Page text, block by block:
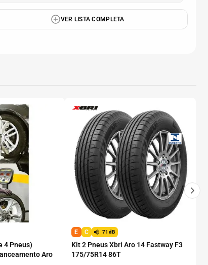
VER LISTA COMPLETA
4 Pneus)
Aro
E C 71dB
Kit 2 Pneus Xbri Aro 14 Fastway F3
175/75R14 86T